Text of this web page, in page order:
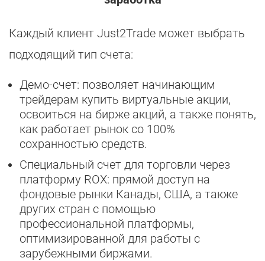
Каждый клиент Just2Trade может выбрать
подходящий тип счета:
Демо-счет: позволяет начинающим
трейдерам купить виртуальные акции,
освоиться на бирже акций, а также понять,
как работает рынок со 100%
сохранностью средств.
Специальный счет для торговли через
платформу ROX: прямой доступ на
фондовые рынки Канады, США, а также
других стран с помощью
профессиональной платформы,
оптимизированной для работы с
зарубежными биржами.